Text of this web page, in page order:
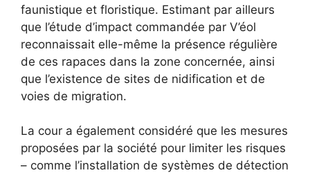
faunistique et floristique. Estimant par ailleurs
que l’étude d’impact commandée par V’éol
reconnaissait elle-même la présence régulière
de ces rapaces dans la zone concernée, ainsi
que l’existence de sites de nidification et de
voies de migration.
La cour a également considéré que les mesures
proposées par la société pour limiter les risques
– comme l’installation de systèmes de détection